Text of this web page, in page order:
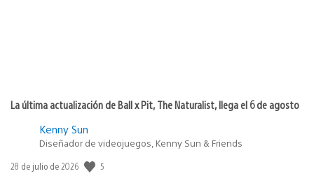
La última actualización de Ball x Pit, The Naturalist, llega el 6 de agosto
Kenny Sun
Diseñador de videojuegos, Kenny Sun & Friends
Fecha
28 de julio de 2026 5